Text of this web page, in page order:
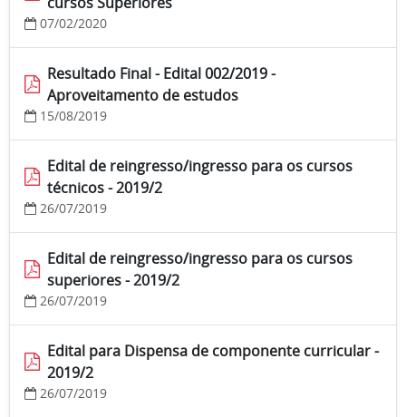
07/02/2020
Resultado Final - Edital 002/2019 -
Aproveitamento de estudos
15/08/2019
Edital de reingresso/ingresso para os cursos
técnicos - 2019/2
26/07/2019
Edital de reingresso/ingresso para os cursos
superiores - 2019/2
26/07/2019
Edital para Dispensa de componente curricular -
2019/2
26/07/2019